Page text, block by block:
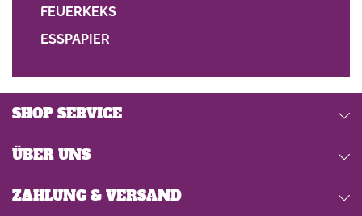
FEUERKEKS
ESSPAPIER
SHOP SERVICE
ÜBER UNS
ZAHLUNG & VERSAND